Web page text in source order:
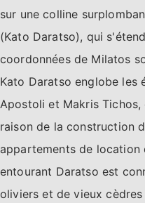
sur une colline
(Kato Daratso), qui
coordonnées de Milatos
Kato Daratso englobe les
Apostoli et Makris
raison de la construction
appartements de location
entourant Daratso est
oliviers et de vieux